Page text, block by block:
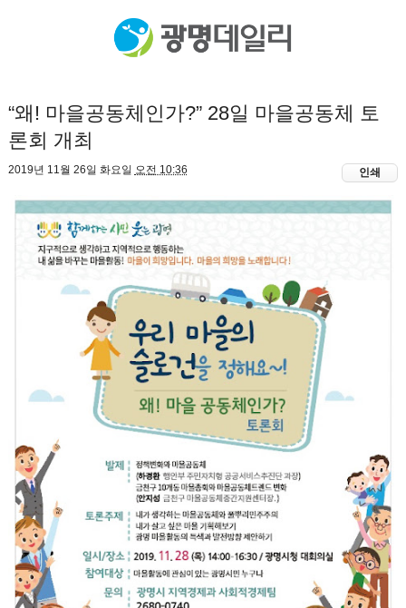
“왜! 마을공동체인가?” 28일 마을공동체 토
론회 개최
2019년 11월 26일 화요일 오전 10:36 인쇄